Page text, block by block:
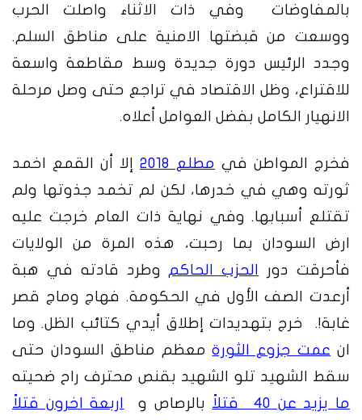
بالمفاوضات وفي ذات الاثناء واصلت الحرب
ووسعت من قبضتها الامنية على مناطق السلم.
وجدد الرئيس دورة جديدة وسط مقاطعة واسعة
للاقتراع، وظل الاقتصاد في تراجع حتى وصل مرحلة
الانهيار الكامل بفضل العوامل أعلاه.
فخرج المواطن في مطلع 2018
إلا أن القمع اخمد
ثورته وهي في خدرها، لكن لم تخمد جذوتها ولم
تقتلع أسبابها. وفي نهاية ذات العام خرجت عليه
ارض السودان بما رحبت، هذه المرة من الولايات
فأحرقت دور الحزب الحاكم وطرد قادته في هبة
أرعدت الصف الأول في الحكومة. فهاج وماج قصر
غابة!. خرج بتهديدات إطلاق أيدي كتائب الظل. وما
ان عمت جزوع الثورةمعظم مناطق السودان حتى
سقط الشهيد تلو الشهيد بقنص محترف راح ضحيته
ما يزيد عن 40 قتلاً
بالرصاص و اربعة اخرون قتلاً